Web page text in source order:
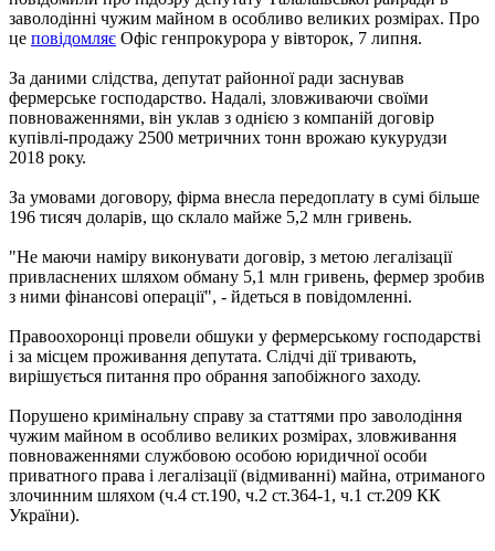
заволодінні чужим майном в особливо великих розмірах. Про
це повідомляє Офіс генпрокурора у вівторок, 7 липня.
За даними слідства, депутат районної ради заснував
фермерське господарство. Надалі, зловживаючи своїми
повноваженнями, він уклав з однією з компаній договір
купівлі-продажу 2500 метричних тонн врожаю кукурудзи
2018 року.
За умовами договору, фірма внесла передоплату в сумі більше
196 тисяч доларів, що склало майже 5,2 млн гривень.
"Не маючи наміру виконувати договір, з метою легалізації
привласнених шляхом обману 5,1 млн гривень, фермер зробив
з ними фінансові операції", - йдеться в повідомленні.
Правоохоронці провели обшуки у фермерському господарстві
і за місцем проживання депутата. Слідчі дії тривають,
вирішується питання про обрання запобіжного заходу.
Порушено кримінальну справу за статтями про заволодіння
чужим майном в особливо великих розмірах, зловживання
повноваженнями службовою особою юридичної особи
приватного права і легалізації (відмиванні) майна, отриманого
злочинним шляхом (ч.4 ст.190, ч.2 ст.364-1, ч.1 ст.209 КК
України).